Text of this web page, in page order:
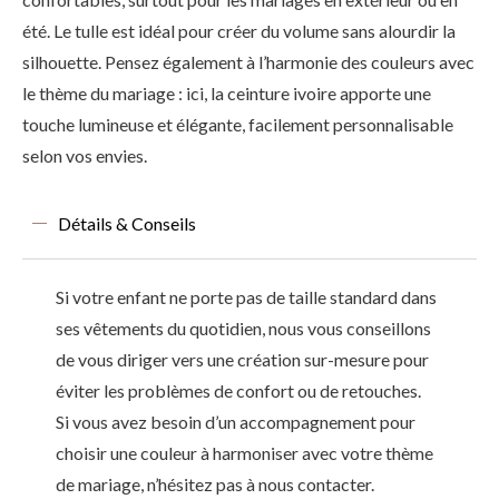
été. Le tulle est idéal pour créer du volume sans alourdir la
silhouette. Pensez également à l’harmonie des couleurs avec
le thème du mariage : ici, la ceinture ivoire apporte une
touche lumineuse et élégante, facilement personnalisable
selon vos envies.
Détails & Conseils
Si votre enfant ne porte pas de taille standard dans
ses vêtements du quotidien, nous vous conseillons
de vous diriger vers une création sur-mesure pour
éviter les problèmes de confort ou de retouches.
Si vous avez besoin d’un accompagnement pour
choisir une couleur à harmoniser avec votre thème
de mariage, n’hésitez pas à nous contacter.